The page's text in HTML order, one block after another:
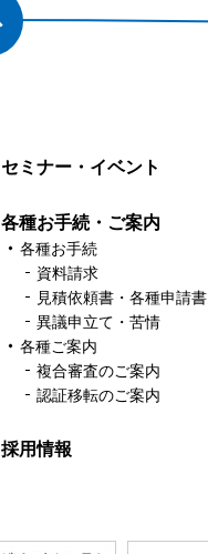
セミナー・イベント
各種お手続・ご案内
各種お手続
資料請求
見積依頼書・各種申請書
異議申立て・苦情
各種ご案内
複合審査のご案内
認証移転のご案内
採用情報